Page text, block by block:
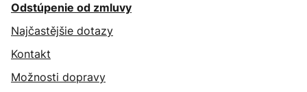
Odstúpenie od zmluvy
Najčastějšie dotazy
Kontakt
Možnosti dopravy